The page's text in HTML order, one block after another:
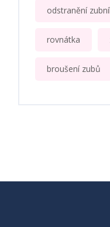
odstranění
rovnátka
broušení zubů